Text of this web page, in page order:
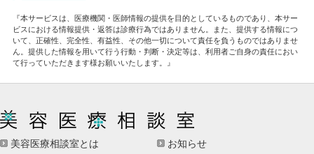
『本サービスは、医療機関・医師情報の提供を目的としているものであり、本サー
ビスにおける情報提供・返答は診療行為ではありません。また、提供する情報につ
いて、正確性、完全性、有益性、その他一切について責任を負うものではありませ
ん。提供した情報を用いて行う行動・判断・決定等は、利用者ご自身の責任におい
て行っていただきます様お願いいたします。』
美容医療相談室とは お知らせ